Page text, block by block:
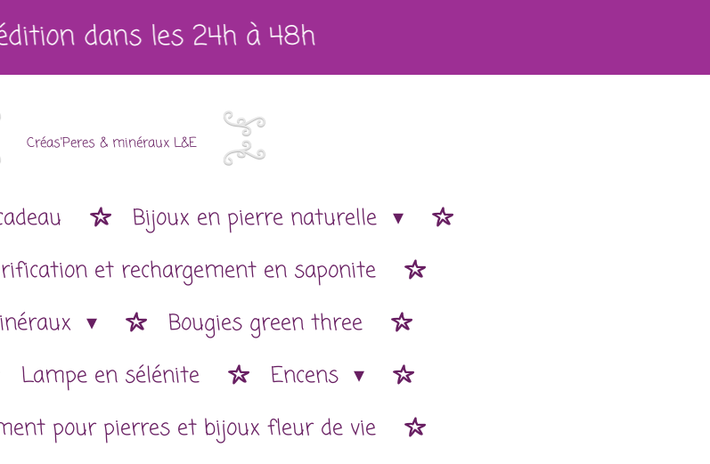
dans les 24h à 48h
Créas'Peres & minéraux L&E
Bijoux en pierre naturelle
et rechargement en saponite
Bougies green three
Lampe en sélénite
Encens
pour pierres et bijoux fleur de vie